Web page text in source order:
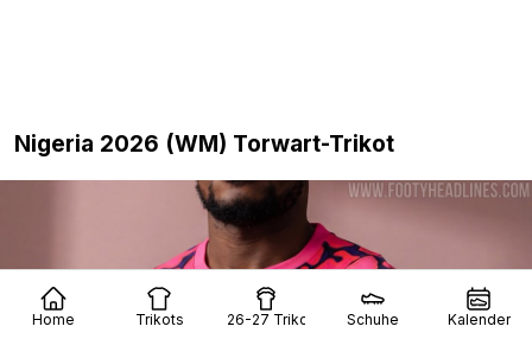
Home Trikots 26-27 Trikots Schuhe Kalender
Nigeria 2026 (WM) Torwart-Trikot